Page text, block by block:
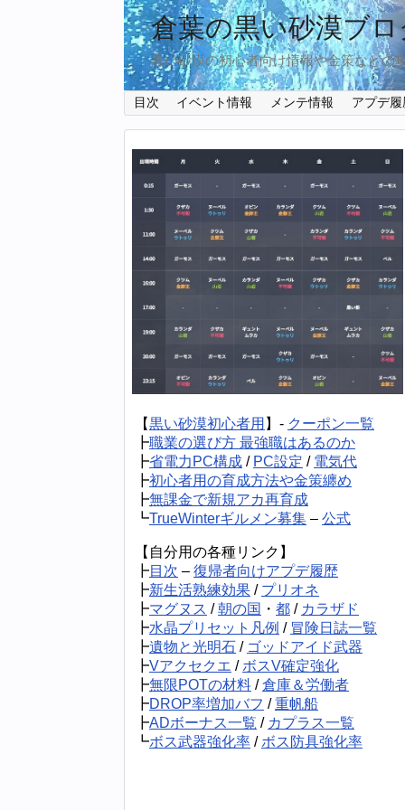
倉葉の黒い砂漠ブロ
黒い砂漠の初心者向け情報や金策などの
目次 イベント情報 メンテ情報 アプデ履
【黒い砂漠初心者用 】- クーポン一覧
┣職業の選び方 最強職はあるのか
┣省電力PC構成 / PC設定 / 電気代
┣初心者用の育成方法や金策纏め
┣無課金で新規アカ再育成
┗TrueWinterギルメン募集 – 公式
【自分用の各種リンク】
┣目次 – 復帰者向けアプデ履歴
┣新生活熟練効果 / プリオネ
┣マグヌス /朝の国 ・ 都 / カラザド
┣水晶プリセット凡例 / 冒険日誌一覧
┣遺物と光明石 / ゴッドアイド武器
┣Vアクセクエ / ボスV確定強化
┣無限POTの材料 /倉庫＆労働者
┣DROP率増加バフ /重帆船
┣ADボーナス一覧 / カプラス一覧
┗ボス武器強化率 / ボス防具強化率